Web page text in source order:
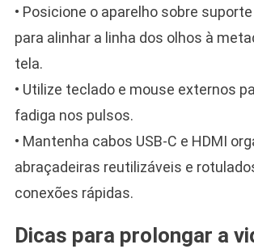
• Posicione o aparelho sobre
para alinhar a linha dos olhos à
tela.
• Utilize teclado e mouse externos
fadiga nos pulsos.
• Mantenha cabos USB-C e HDMI
abraçadeiras reutilizáveis e
conexões rápidas.
Dicas para prolongar a